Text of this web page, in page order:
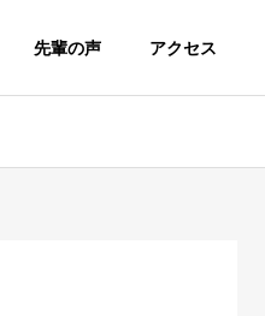
先輩の声 アクセス